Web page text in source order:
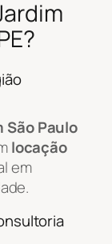
São Paulo
locação
em